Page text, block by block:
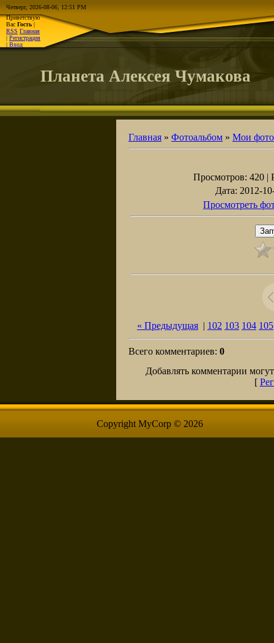
Четверг, 2026-08-06, 12:51 PM
Приветствую
Вас Гость |
RSS Главная
| Регистрация
| Вход
Планета Алексея Чумакова
Главная » Фотоальбом » Мои
Просмотров: 420 |
Дата: 2012-
Просмотреть
« Предыдущая | 102 103 104 105
Всего комментариев: 0
Добавлять комментарии
[
Copyright MyCorp © 2026